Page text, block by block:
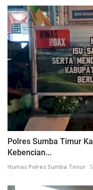
Polres Sumba Timur
Kebencian...
Humas Polres Sumba Timur